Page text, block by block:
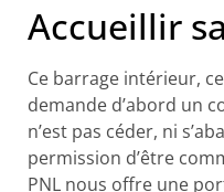
Accueillir
Ce barrage intérieur,
demande d’abord un
n’est pas céder, ni
permission d’être
PNL nous offre une